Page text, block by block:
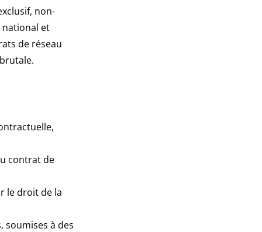
non-
national et
de réseau
contrat de
le droit de la
soumises à des